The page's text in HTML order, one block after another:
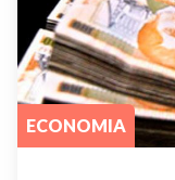
ECONOMIA